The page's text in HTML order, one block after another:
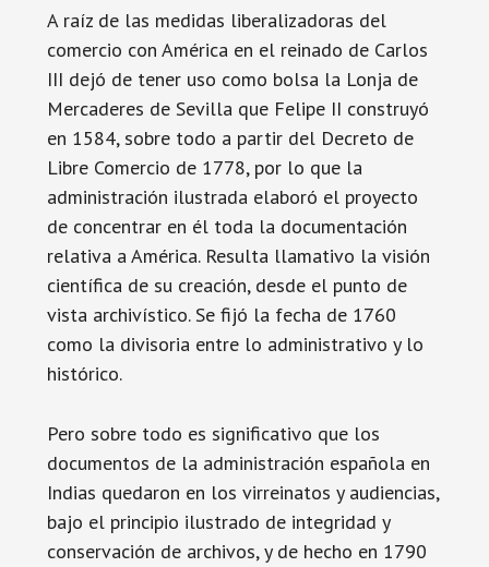
A raíz de las medidas liberalizadoras del
comercio con América en el reinado de Carlos
III dejó de tener uso como bolsa la Lonja de
Mercaderes de Sevilla que Felipe II construyó
en 1584, sobre todo a partir del Decreto de
Libre Comercio de 1778, por lo que la
administración ilustrada elaboró el proyecto
de concentrar en él toda la documentación
relativa a América. Resulta llamativo la visión
científica de su creación, desde el punto de
vista archivístico. Se fijó la fecha de 1760
como la divisoria entre lo administrativo y lo
histórico.
Pero sobre todo es significativo que los
documentos de la administración española en
Indias quedaron en los virreinatos y audiencias,
bajo el principio ilustrado de integridad y
conservación de archivos, y de hecho en 1790